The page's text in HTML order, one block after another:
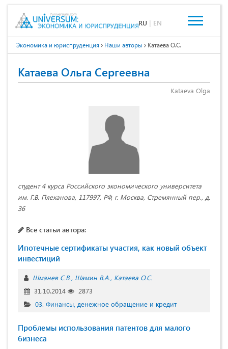
RU | EN
Экономика и юриспруденция Наши авторы Катаева О.С.
Катаева Ольга Сергеевна
Kataeva Olga
студент 4 курса Российского экономического университета
им. Г.В. Плеханова, 117997, РФ, г. Москва, Стремянный пер., д.
36
Все статьи автора:
Ипотечные сертификаты участия, как новый объект
инвестиций
Шманев С.В. Шамин В.А. Катаева О.С.
31.10.2014
2873
03. Финансы, денежное обращение и кредит
Проблемы использования патентов для малого
бизнеса